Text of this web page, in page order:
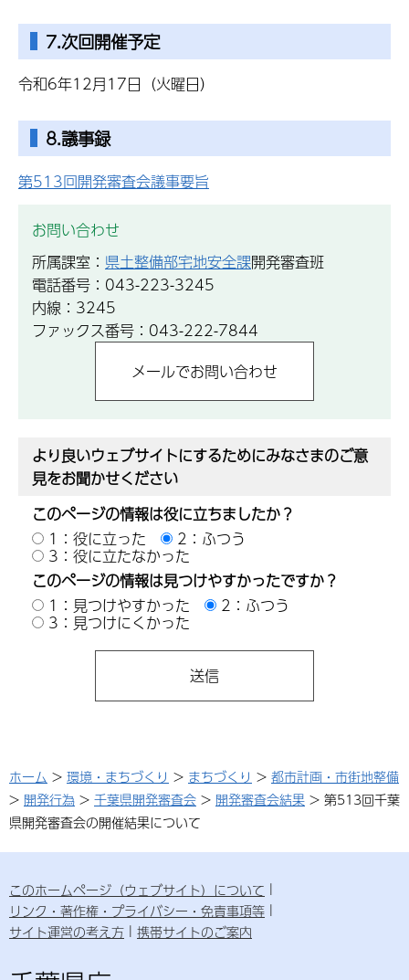
7.次回開催予定
令和6年12月17日（火曜日）
8.議事録
第513回開発審査会議事要旨
お問い合わせ
所属課室： 県土整備部宅地安全課開発審査班
電話番号：043-223-3245
内線：3245
ファックス番号：043-222-7844
より良いウェブサイトにするためにみなさまのご意
見をお聞かせください
このページの情報は役に立ちましたか？
1：役に立った
2：ふつう
3：役に立たなかった
このページの情報は見つけやすかったですか？
1：見つけやすかった
2：ふつう
3：見つけにくかった
ホーム > 環境・まちづくり > まちづくり > 都市計画・市街地整備
> 開発行為 > 千葉県開発審査会 > 開発審査会結果 > 第513回千葉
県開発審査会の開催結果について
このホームページ（ウェブサイト）について
リンク・著作権・プライバシー・免責事項等
サイト運営の考え方
携帯サイトのご案内